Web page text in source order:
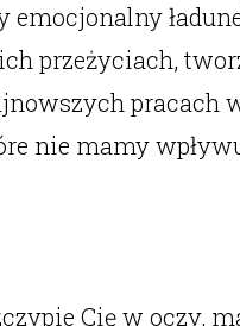
przeżyciach,
pracach
nie mamy
Cię w oczy,